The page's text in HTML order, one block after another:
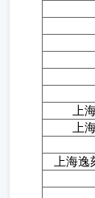
上
上
上海逸